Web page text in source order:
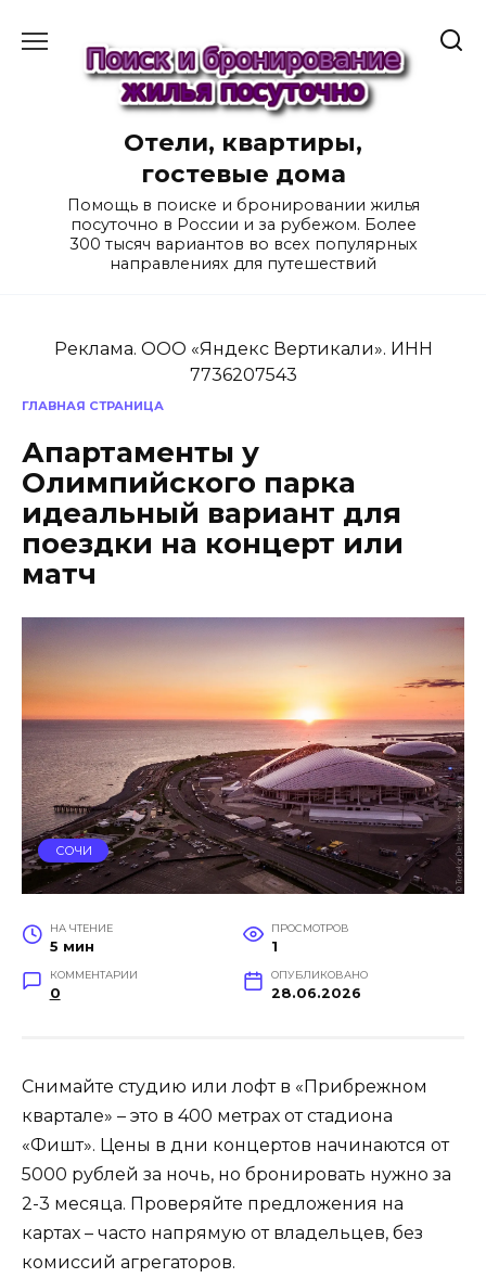
содержанию
Отели, квартиры,
гостевые дома
Помощь в поиске и бронировании жилья
посуточно в России и за рубежом. Более
300 тысяч вариантов во всех популярных
направлениях для путешествий
Реклама. ООО «Яндекс Вертикали». ИНН
7736207543
ГЛАВНАЯ СТРАНИЦА
Апартаменты у
Олимпийского парка
идеальный вариант для
поездки на концерт или
матч
СОЧИ
НА ЧТЕНИЕ
5 мин
ПРОСМОТРОВ
1
КОММЕНТАРИИ
0
ОПУБЛИКОВАНО
28.06.2026
Снимайте студию или лофт в «Прибрежном
квартале» – это в 400 метрах от стадиона
«Фишт». Цены в дни концертов начинаются от
5000 рублей за ночь, но бронировать нужно за
2-3 месяца. Проверяйте предложения на
картах – часто напрямую от владельцев, без
комиссий агрегаторов.